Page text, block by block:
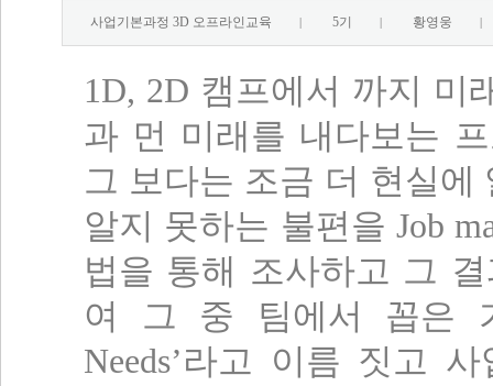
사업기본과정 3D 오프라인교육 5기 황영웅
1D, 2D 캠프에서 까지 미
과 먼 미래를 내다보는
그 보다는 조금 더 현실에
알지 못하는 불편을 Job
법을 통해 조사하고 그
여 그 중 팀에서 꼽은
Needs’라고 이름 짓고 사